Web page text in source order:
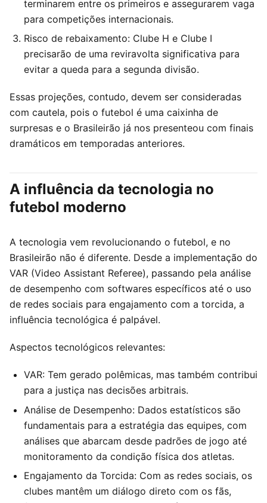
terminarem entre os primeiros e assegurarem vaga
para competições internacionais.
Risco de rebaixamento: Clube H e Clube I
precisarão de uma reviravolta significativa para
evitar a queda para a segunda divisão.
Essas projeções, contudo, devem ser consideradas
com cautela, pois o futebol é uma caixinha de
surpresas e o Brasileirão já nos presenteou com finais
dramáticos em temporadas anteriores.
A influência da tecnologia no
futebol moderno
A tecnologia vem revolucionando o futebol, e no
Brasileirão não é diferente. Desde a implementação do
VAR (Video Assistant Referee), passando pela análise
de desempenho com softwares específicos até o uso
de redes sociais para engajamento com a torcida, a
influência tecnológica é palpável.
Aspectos tecnológicos relevantes:
VAR: Tem gerado polêmicas, mas também contribui
para a justiça nas decisões arbitrais.
Análise de Desempenho: Dados estatísticos são
fundamentais para a estratégia das equipes, com
análises que abarcam desde padrões de jogo até
monitoramento da condição física dos atletas.
Engajamento da Torcida: Com as redes sociais, os
clubes mantêm um diálogo direto com os fãs,